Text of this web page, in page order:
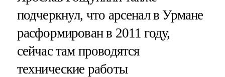
подчеркнул, что арсенал в Урмане
расформирован в 2011 году,
сейчас там проводятся
технические работы